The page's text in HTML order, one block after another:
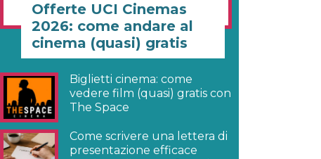
Offerte UCI Cinemas
2026: come andare al
cinema (quasi) gratis
Biglietti cinema: come
vedere film (quasi) gratis con
The Space
Come scrivere una lettera di
presentazione efficace